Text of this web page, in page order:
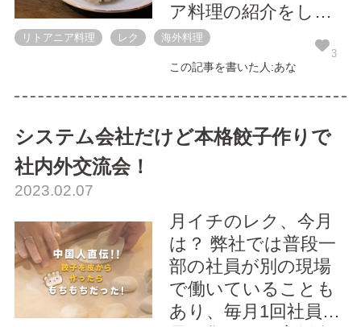
リトアニア料理 レク 海外料理
ア料理の紹介をしま
す。 今回は日本でも
買える食材で作るリ
トアニア料理、「 ツ
ェペリナイ 」です！
材料は最後に掲載し
ています。これを読
てみてください！ リ
トアニアの1番人気料
理、...
この記事を書いた人:あな
3
システム会社だけど本格餃子作りで
社内外交流会！
2023.02.07
月イチのレク、今月
は？ 弊社では普段一
部の社員が別の現場
で働いていることも
あり、毎月1回社員全